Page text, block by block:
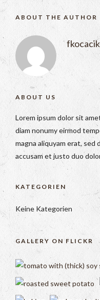
ABOUT THE AUTHOR
fkocacik
ABOUT US
Lorem ipsum dolor sit
diam nonumy eirmod
magna aliquyam erat, sed
accusam et justo duo
KATEGORIEN
Keine Kategorien
GALLERY ON FLICKR